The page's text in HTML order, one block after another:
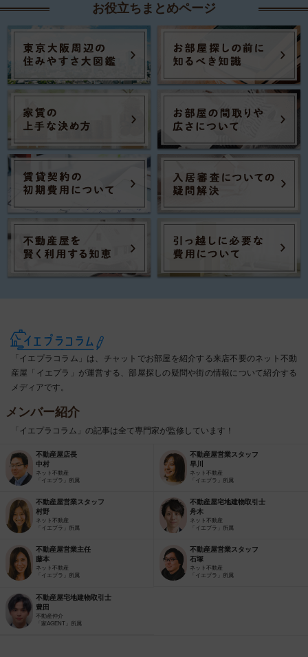
お役立ちまとめページ
「イエプラコラム」は、チャットでお部屋を紹介する来店不要のネット不動
産屋「イエプラ」が運営する、部屋探しの疑問や街の情報について紹介する
メディアです。
メンバー紹介
「イエプラコラム」の記事は全て専門家が監修しています！
不動産屋店長
中村
ネット不動産
「イエプラ」所属
不動産屋営業スタッフ
早川
ネット不動産
「イエプラ」所属
不動産屋営業スタッフ
村野
ネット不動産
「イエプラ」所属
不動産屋宅地建物取引士
舟木
ネット不動産
「イエプラ」所属
不動産屋営業主任
藤本
ネット不動産
「イエプラ」所属
不動産屋営業スタッフ
石塚
ネット不動産
「イエプラ」所属
不動産屋宅地建物取引士
豊田
不動産仲介
「家AGENT」所属